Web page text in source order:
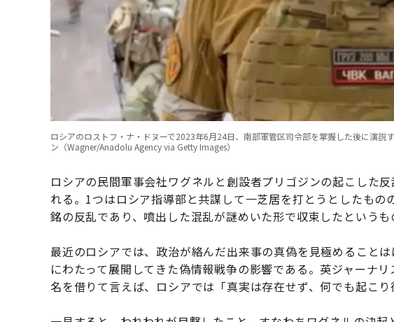
ロシアのロストフ・ナ・ドヌーで2023年6月24日、南部軍管区司令部を掌握した後に演説
ン（Wagner/Anadolu Agency via Getty Images）
ロシアの民間軍事会社ワグネルと創設者プリゴジンの起こした
れる。1つはロシア指導部と共謀して一芝居を打とうとしたも
銘の反乱であり、噴出した混乱が謎めいた形で収束したというも
最近のロシアでは、政治が絡んだ出来事の真偽を見極めること
にわたって展開してきた偽情報戦争の影響である。英ジャーナ
名を借りて言えば、ロシアでは「真実は存在せず、何でも起こり